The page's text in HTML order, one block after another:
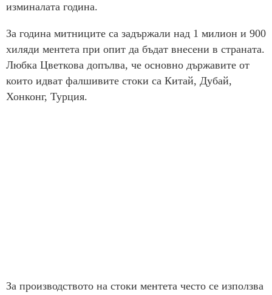
изминалата година.
За година митниците са задържали над 1 милион и 900
хиляди ментета при опит да бъдат внесени в страната.
Любка Цветкова допълва, че основно държавите от
които идват фалшивите стоки са Китай, Дубай,
Хонконг, Турция.
За производството на стоки ментета често се използва